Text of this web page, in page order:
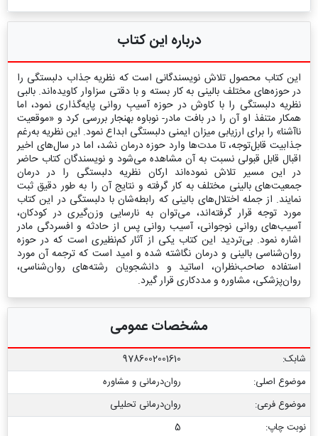
درباره این کتاب
این کتاب محصول تلاش نویسندگانی است که نظریه جذاب دلبستگی را
در حوزه‌‏های مختلف بالینی به کار بسته و با دقتی سزاوار کاویده‌اند. بالبی
نظریه دلبستگی را با کاوش در حوزه آسیبِ روانی پایه‌گذاری نمود، اما
همکار متنفذ او آن را در بافت مادر- نوباوه بهنجار بررسی کرد و «موقعیت
ناآشنا» را برای ارزیابی میزان ایمنی دلبستگی ابداع نمود. این نظریه به‌رغم
جذابیت قابل‌توجه، تا مدت‌ها وارد حوزه درمان نشد، اما در سال‌های اخیر
اقبال قابل قبولی نسبت به آن مشاهده می‌شود و نویسندگان کتاب حاضر
در این مسیر تلاش نموده‌اند ارکان نظریه دلبستگی را در درمان
جمعیت‌های بالینی مختلف به کار گرفته و نتایج آن را به طور دقیق ثبت
نمایند. از جمله اختلال‌های بالینی که رابطه‌شان با دلبستگی در این کتاب
مورد توجه قرار گرفته‌اند، می‌توان به نارسایی وزن‌گیری در کودکان،
آسیب‌های روانی نوجوانی، آسیب روانی پس از حادثه و افسردگی مادر
اشاره نمود. بی‌تردید این کتاب یکی از آثار کم‌نظیری است که در حوزه
روان‌شناسی بالینی و درمان نگاشته شده و امید است که ترجمه آن مورد
استفاده صاحب‌نظران، اساتید و دانشجویان رشته‌های روان‌شناسی،
روان‌پزشکی، مشاوره و مددکاری قرار گیرد.
مشخصات عمومی
شابک:
9786002001610
موضوع اصلی:
روان‌درمانی و مشاوره
موضوع فرعی:
روان‏‌درمانی تحلیلی
نوبت چاپ:
5